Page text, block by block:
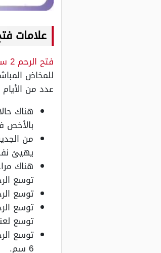
علامات فتح
فتح الرحم 2 سم
عدد من
بالأخص
من
يهيئ
هناك
توسع
توسع الرحم ب 1 سم: مرحلة مخاض مبكرة يستعد
توسع
6 سم.